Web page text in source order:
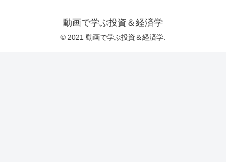
動画で学ぶ投資＆経済学
© 2021 動画で学ぶ投資＆経済学.